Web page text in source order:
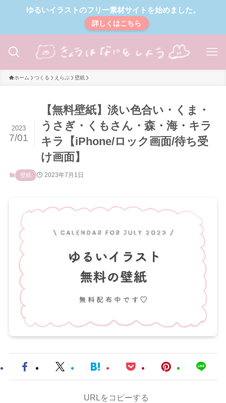
ゆるいイラストのフリー素材サイトを始めました。
詳しくはこちら
ホーム つくる えらぶ 壁紙
【無料壁紙】淡い色合い・くま・
うさぎ・くもさん・森・海・キラ
キラ【iPhone/ロック画面/待ち受
け画面】
2023
7/01
壁紙 2023年7月1日
URLをコピーする